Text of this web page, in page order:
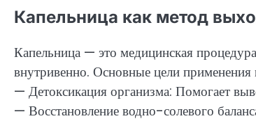
Капельница как метод
Капельница — это медицинская
внутривенно. Основные цели применения
— Детоксикация организма: Помогает
— Восстановление водно-солевого